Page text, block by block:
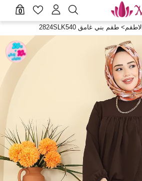
0
الاطقم> طقم بني غامق 2824SLK540